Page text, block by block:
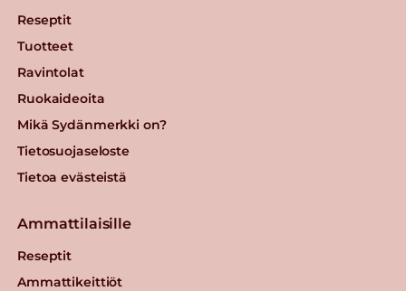
Reseptit
Tuotteet
Ravintolat
Ruokaideoita
Mikä Sydänmerkki on?
Tietosuojaseloste
Tietoa evästeistä
Ammattilaisille
Reseptit
Ammattikeittiöt